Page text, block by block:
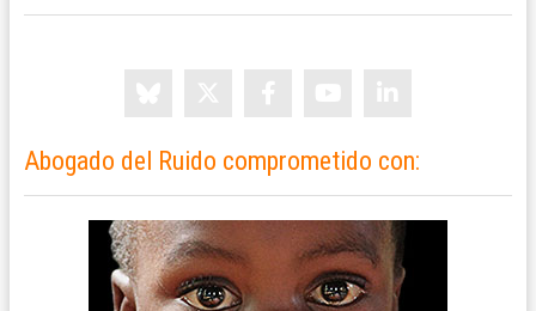
Abogado del Ruido comprometido con: